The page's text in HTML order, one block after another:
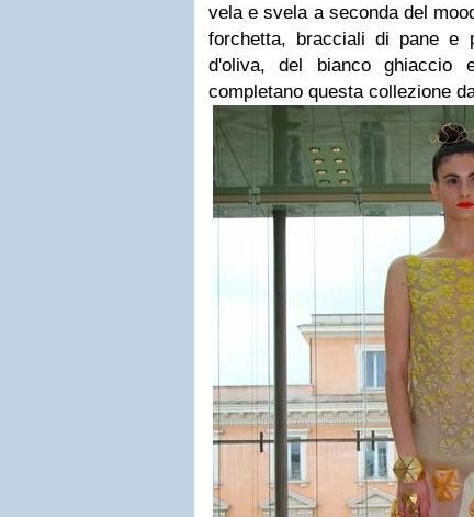
vela e svela a seconda del
forchetta, bracciali di pane e
d'oliva, del bianco
completano questa collezione